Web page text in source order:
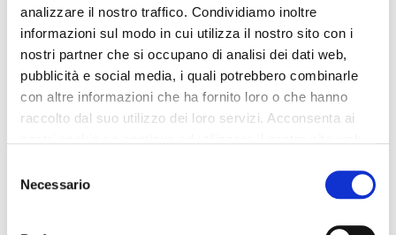
analizzare il nostro traffico. Condividiamo inoltre
informazioni sul modo in cui utilizza il nostro sito con i
nostri partner che si occupano di analisi dei dati web,
pubblicità e social media, i quali potrebbero combinarle
con altre informazioni che ha fornito loro o che hanno
raccolto dal suo utilizzo dei loro servizi. Acconsenta ai
delNecessario